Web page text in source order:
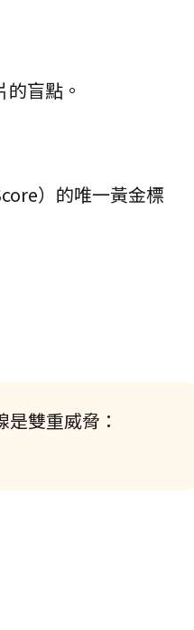
盲點。
）的唯一黃金標
雙重威脅：